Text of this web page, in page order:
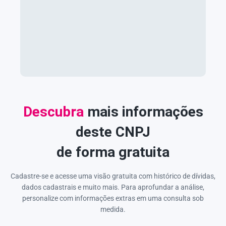
Descubramais informações
deste CNPJ
de forma gratuita
Cadastre-se e acesse uma visão gratuita com histórico de dívidas,
dados cadastrais e muito mais. Para aprofundar a análise,
personalize com informações extras em uma consulta sob
medida.